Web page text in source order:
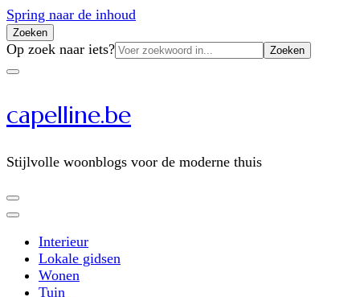
Spring naar de inhoud
Zoeken
Zoeken
naar:
Op zoek naar iets?
capelline.be
Stijlvolle woonblogs voor de moderne thuis
Interieur
Lokale gidsen
Wonen
Tuin